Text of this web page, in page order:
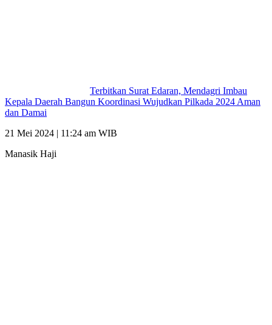
Terbitkan Surat Edaran, Mendagri Imbau
Kepala Daerah Bangun Koordinasi Wujudkan Pilkada 2024 Aman
dan Damai
21 Mei 2024 | 11:24 am WIB
Manasik Haji